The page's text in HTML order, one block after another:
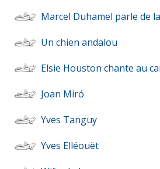
Marcel Duhamel parle de
Un chien andalou
Elsie Houston chante au
Joan Miró
Yves Tanguy
Yves Elléouët